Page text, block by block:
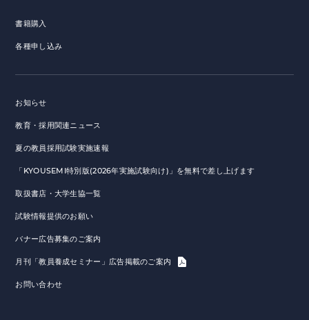
書籍購入
各種申し込み
お知らせ
教育・採用関連ニュース
夏の教員採用試験実施速報
「KYOUSEMI特別版(2026年実施試験向け)」を無料で差し上げます
取扱書店・大学生協一覧
試験情報提供のお願い
バナー広告募集のご案内
月刊「教員養成セミナー」広告掲載のご案内
お問い合わせ